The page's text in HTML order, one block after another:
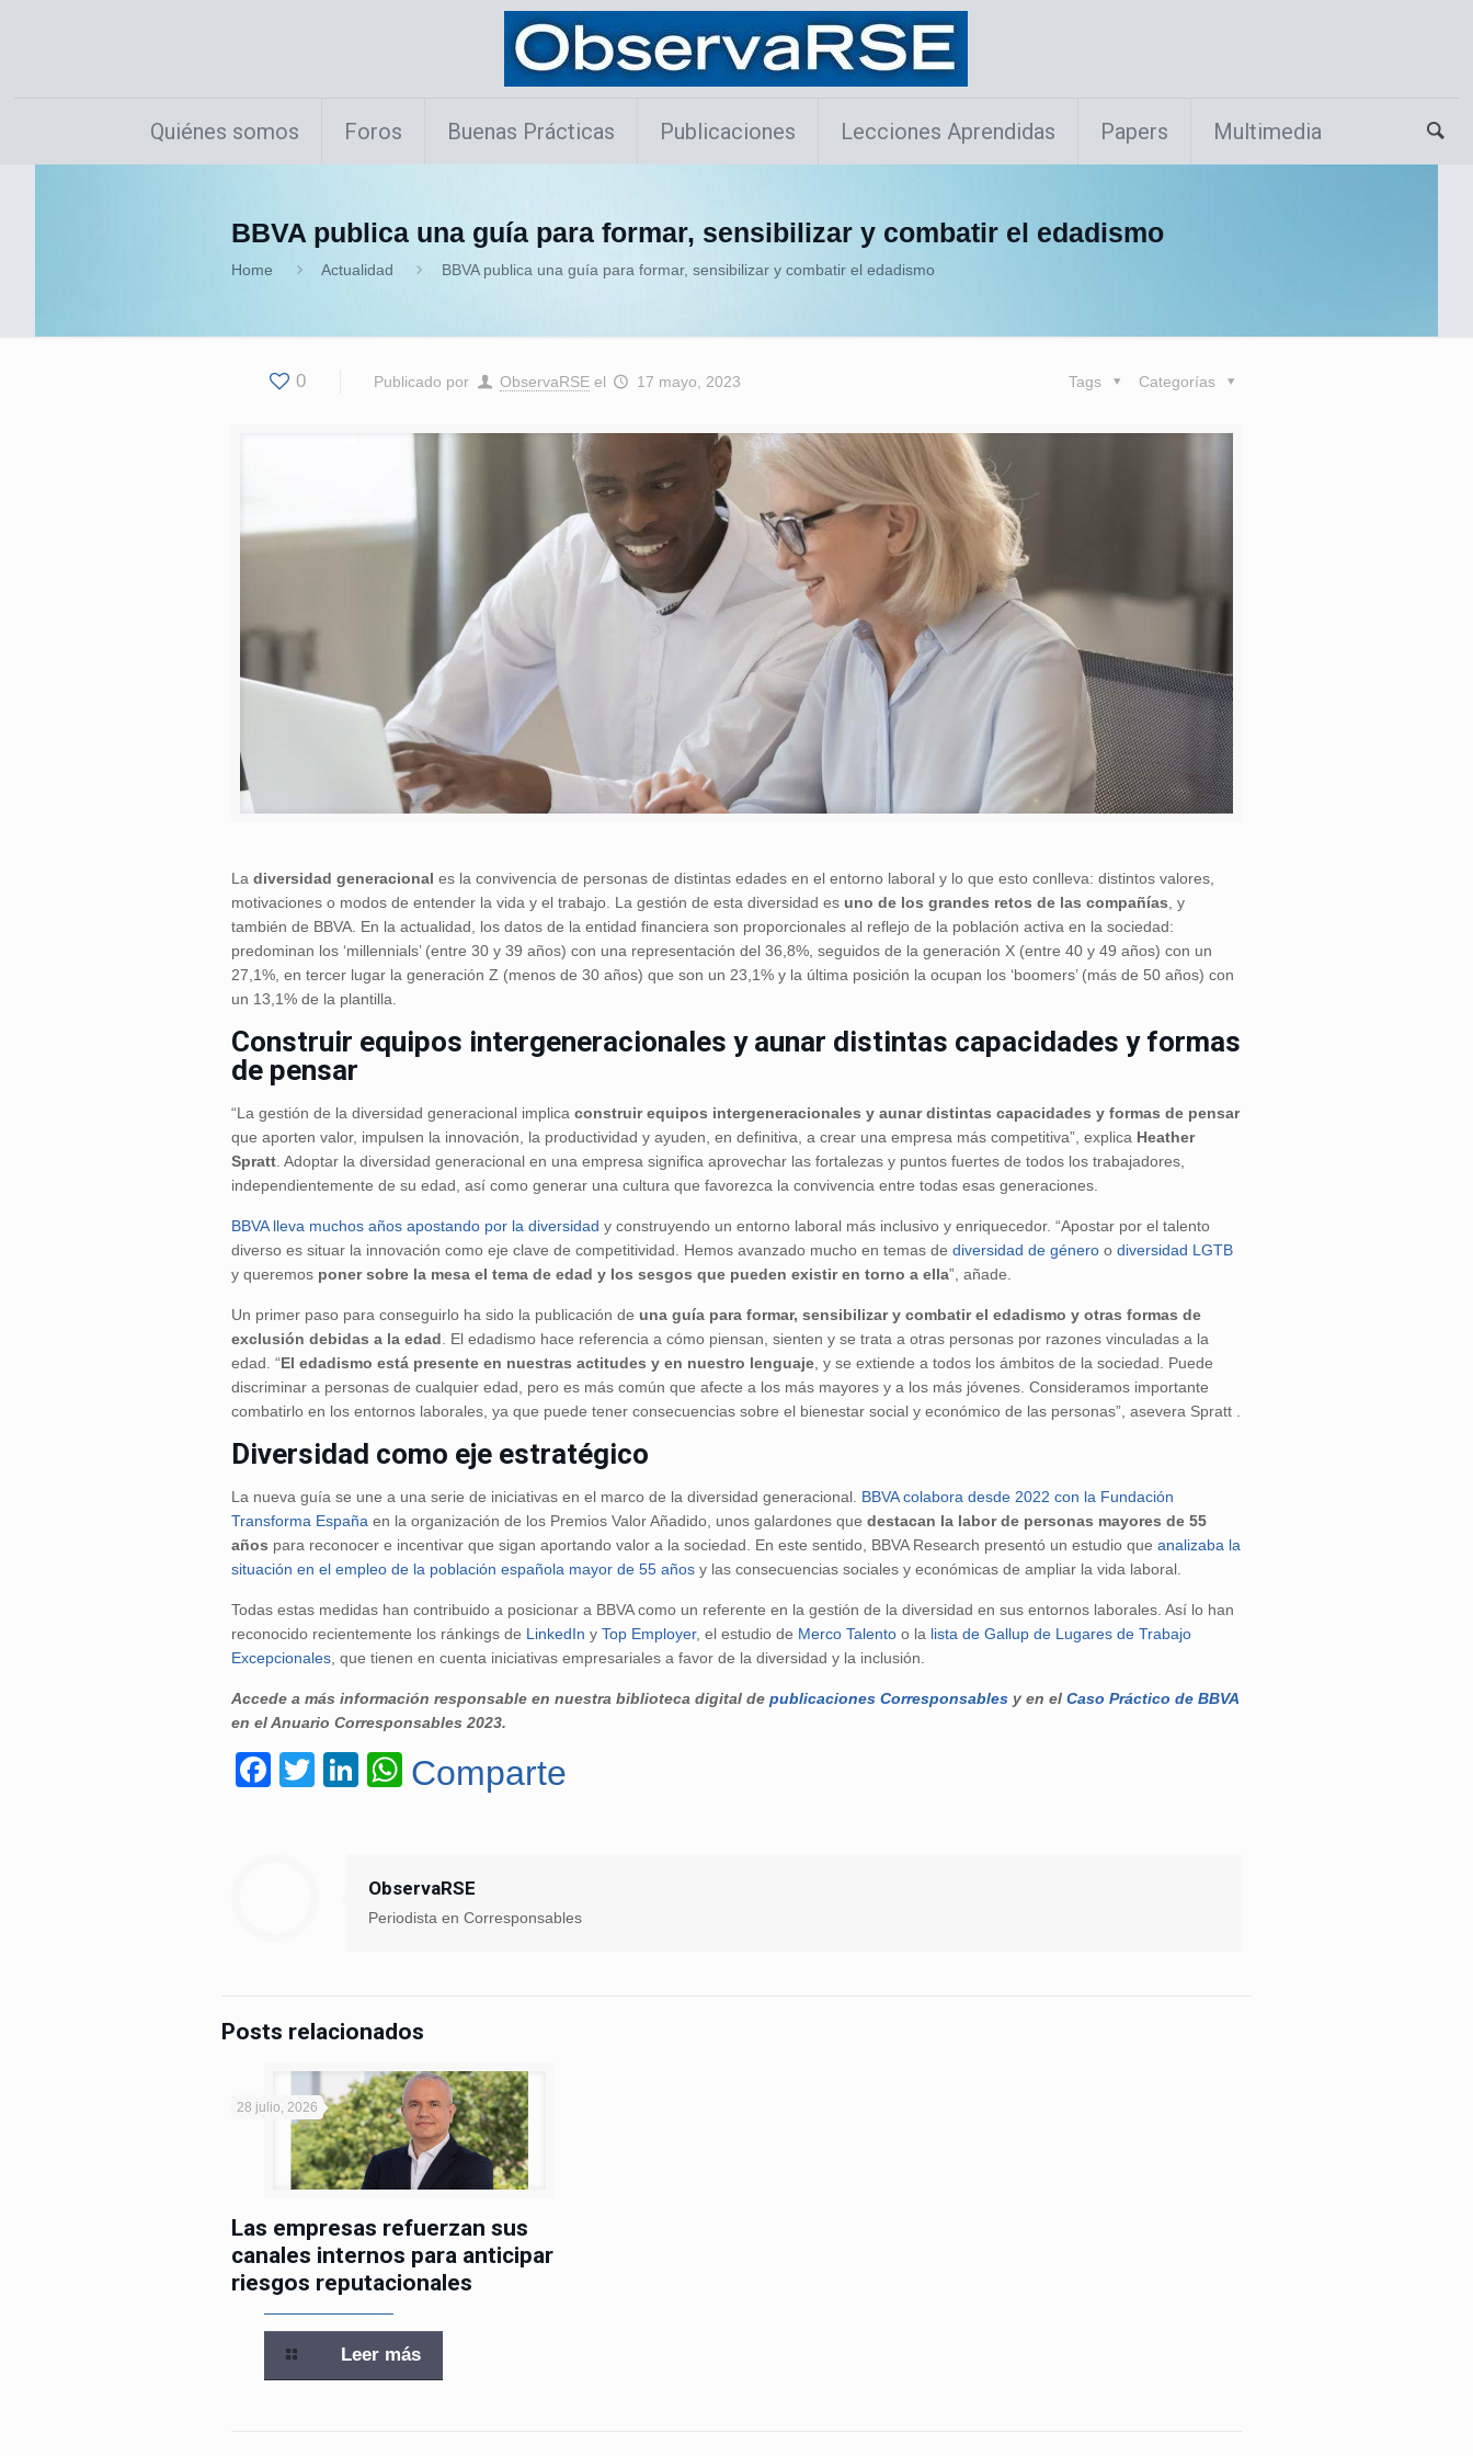
Quiénes somos Foros Buenas Prácticas Publicaciones Lecciones Aprendidas Papers Multimedia
BBVA publica una guía para formar, sensibilizar y combatir el edadismo
Home Actualidad BBVA publica una guía para formar, sensibilizar y combatir el edadismo
0 Publicado por ObservaRSE el 17 mayo, 2023 Categorías
Tags
Ladiversidad generacional es la convivencia de personas de distintas edades en el entorno laboral y lo que esto conlleva: distintos valores,
motivaciones o modos de entender la vida y el trabajo. La gestión de esta diversidad es uno de los grandes retos de las compañías , y
también de BBVA. En la actualidad, los datos de la entidad financiera son proporcionales al reflejo de la población activa en la sociedad:
predominan los ‘millennials’ (entre 30 y 39 años) con una representación del 36,8%, seguidos de la generación X (entre 40 y 49 años) con un
27,1%, en tercer lugar la generación Z (menos de 30 años) que son un 23,1% y la última posición la ocupan los ‘boomers’ (más de 50 años) con
un 13,1% de la plantilla.
Construir equipos intergeneracionales y aunar distintas capacidades y formas
de pensar
“La gestión de la diversidad generacional implicaconstruir equipos intergeneracionales y aunar distintas capacidades y formas de pensar
que aporten valor, impulsen la innovación, la productividad y ayuden, en definitiva, a crear una empresa más competitiva”, explica Heather
Spratt . Adoptar la diversidad generacional en una empresa significa aprovechar las fortalezas y puntos fuertes de todos los trabajadores,
independientemente de su edad, así como generar una cultura que favorezca la convivencia entre todas esas generaciones.
BBVA lleva muchos años apostando por la diversidad y construyendo un entorno laboral más inclusivo y enriquecedor. “Apostar por el talento
diverso es situar la innovación como eje clave de competitividad. Hemos avanzado mucho en temas dediversidadde género odiversidad LGTB
y queremos poner sobre la mesa el tema de edad y los sesgos que pueden existir en torno a ella”, añade.
Un primer paso para conseguirlo ha sido la publicación de una guía para formar, sensibilizar y combatir el edadismo y otras formas de
exclusión debidas a la edad . El edadismo hace referencia a cómo piensan, sienten y se trata a otras personas por razones vinculadas a la
edad. “El edadismo está presente en nuestras actitudes y en nuestro lenguaje , y se extiende a todos los ámbitos de la sociedad. Puede
discriminar a personas de cualquier edad, pero es más común que afecte a los más mayores y a los más jóvenes. Consideramos importante
combatirlo en los entornos laborales, ya que puede tener consecuencias sobre el bienestar social y económico de las personas”, asevera Spratt .
Diversidad como eje estratégico
La nueva guía se une a una serie de iniciativas en el marco de la diversidad generacional. BBVA colabora desde 2022 con la Fundación
Transforma España en la organización de los Premios Valor Añadido, unos galardones quedestacan la labor de personas mayores de 55
años para reconocer e incentivar que sigan aportando valor a la sociedad. En este sentido, BBVA Research presentó un estudio queanalizaba la
situación en el empleo de la población española mayor de 55 años y las consecuencias sociales y económicas de ampliar la vida laboral.
Todas estas medidas han contribuido a posicionar a BBVA como un referente en la gestión de la diversidad en sus entornos laborales. Así lo han
reconocido recientemente los ránkings de LinkedIn yTop Employer, el estudio de Merco Talento o la lista de Gallup de Lugares de Trabajo
Excepcionales , que tienen en cuenta iniciativas empresariales a favor de la diversidad y la inclusión.
Accede a más información responsable en nuestra biblioteca digital depublicaciones Corresponsables y en elCaso Práctico de BBVA
en el Anuario Corresponsables 2023.
Facebook
TwitterLinkedIn
WhatsApp
Comparte
ObservaRSE
Periodista en Corresponsables
Posts relacionados
28 julio, 2026
Las empresas refuerzan sus
canales internos para anticipar
riesgos reputacionales
Leer más